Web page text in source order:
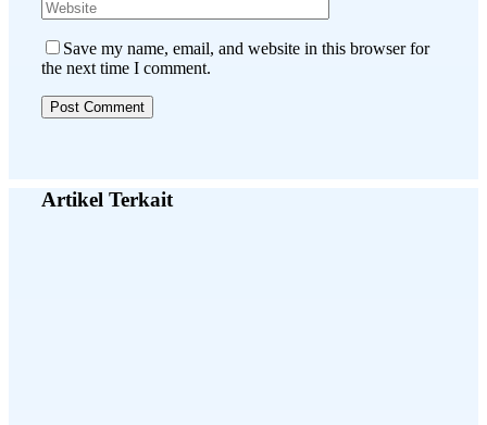
Save my name, email, and website in this browser for
the next time I comment.
Artikel Terkait